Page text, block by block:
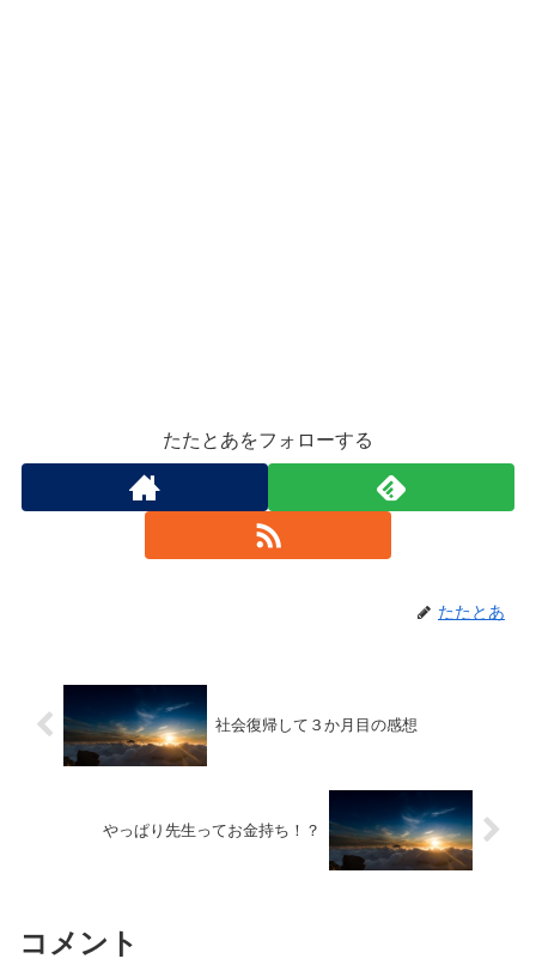
たたとあをフォローする
たたとあ
社会復帰して３か月目の感想
やっぱり先生ってお金持ち！？
コメント